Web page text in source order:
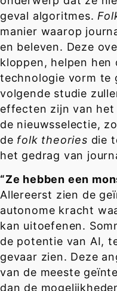
geval algoritmes.
manier waarop
en beleven. Deze
kloppen, helpen hen
technologie vorm te
volgende studie
effecten zijn van
de nieuwsselectie,
de folk theories die
het gedrag van
“Ze hebben een
Allereerst zien de
autonome kracht
kan uitoefenen.
de potentie van AI,
gevaar zien. Deze
van de meeste
dan de